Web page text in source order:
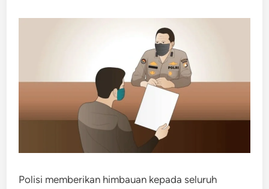
Polisi memberikan himbauan kepada seluruh